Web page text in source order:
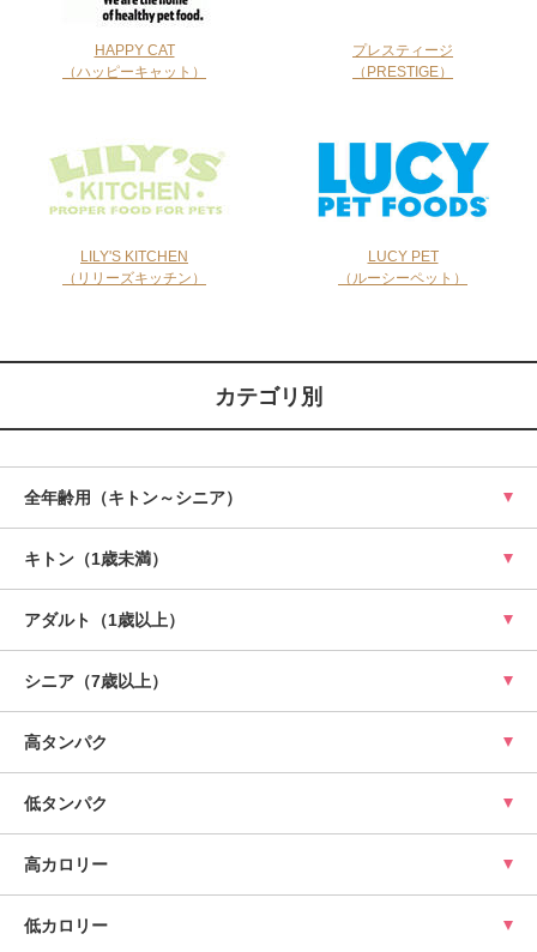
HAPPY CAT
（ハッピーキャット）
プレスティージ
（PRESTIGE）
LILY'S KITCHEN
（リリーズキッチン）
LUCY PET
（ルーシーペット）
カテゴリ別
全年齢用（キトン～シニア）
キトン（1歳未満）
アダルト（1歳以上）
シニア（7歳以上）
高タンパク
低タンパク
高カロリー
低カロリー